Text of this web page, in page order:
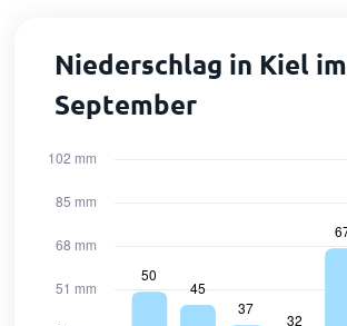
Niederschlag in Kiel im
September